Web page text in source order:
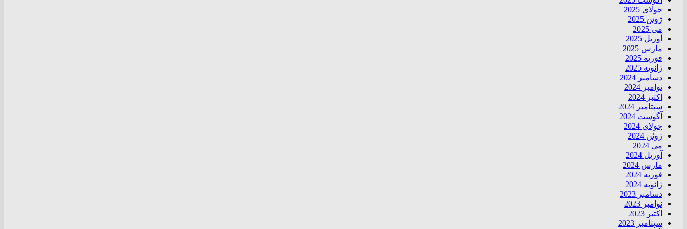
جولای 2025
ژوئن 2025
می 2025
آوریل 2025
مارس 2025
فوریه 2025
ژانویه 2025
دسامبر 2024
نوامبر 2024
اکتبر 2024
سپتامبر 2024
آگوست 2024
جولای 2024
ژوئن 2024
می 2024
آوریل 2024
مارس 2024
فوریه 2024
ژانویه 2024
دسامبر 2023
نوامبر 2023
اکتبر 2023
سپتامبر 2023